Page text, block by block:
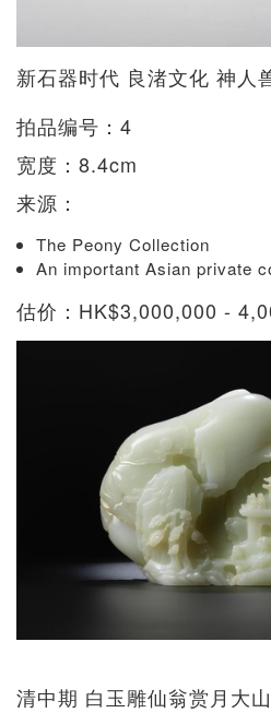
新石器时代 良渚文化 神人
拍品编号：4
宽度：8.4cm
来源：
The Peony Collection
An important Asian private
估价：HK$3,000,000 -
清中期 白玉雕仙翁赏月大